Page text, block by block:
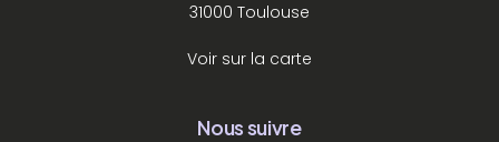
31000 Toulouse
Voir sur la carte
Nous suivre